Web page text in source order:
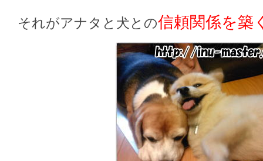
それがアナタと犬との信頼関係を築